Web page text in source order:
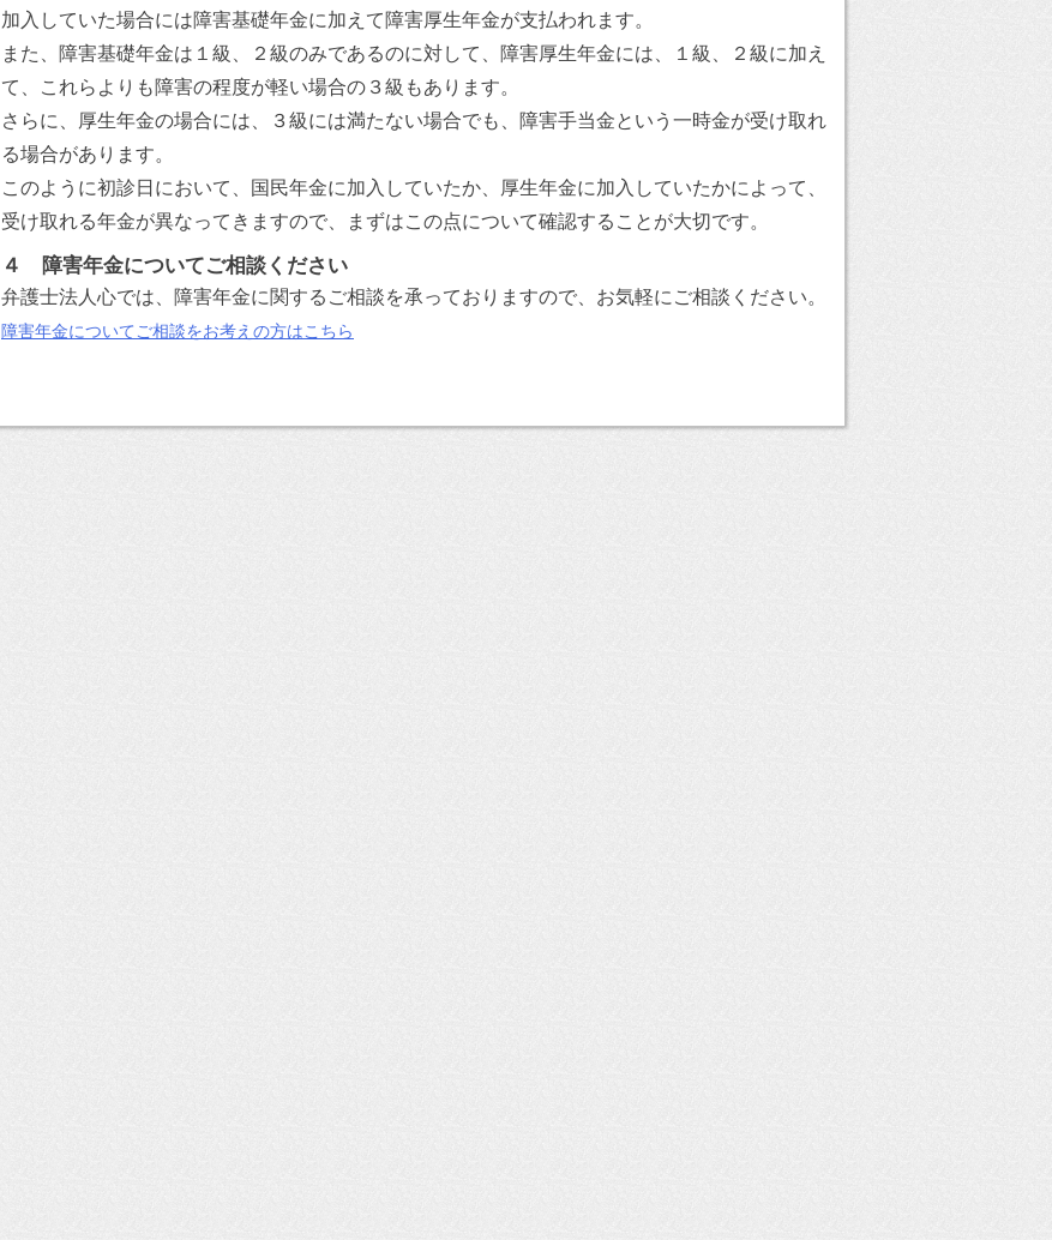
加入していた場合には障害基礎年金に加えて障害厚生年金が支払われます。
また、障害基礎年金は１級、２級のみであるのに対して、障害厚生年金には、１級、２級に加え
て、これらよりも障害の程度が軽い場合の３級もあります。
さらに、厚生年金の場合には、３級には満たない場合でも、障害手当金という一時金が受け取れ
る場合があります。
このように初診日において、国民年金に加入していたか、厚生年金に加入していたかによって、
受け取れる年金が異なってきますので、まずはこの点について確認することが大切です。
４ 障害年金についてご相談ください
弁護士法人心では、障害年金に関するご相談を承っておりますので、お気軽にご相談ください。
障害年金についてご相談をお考えの方はこちら